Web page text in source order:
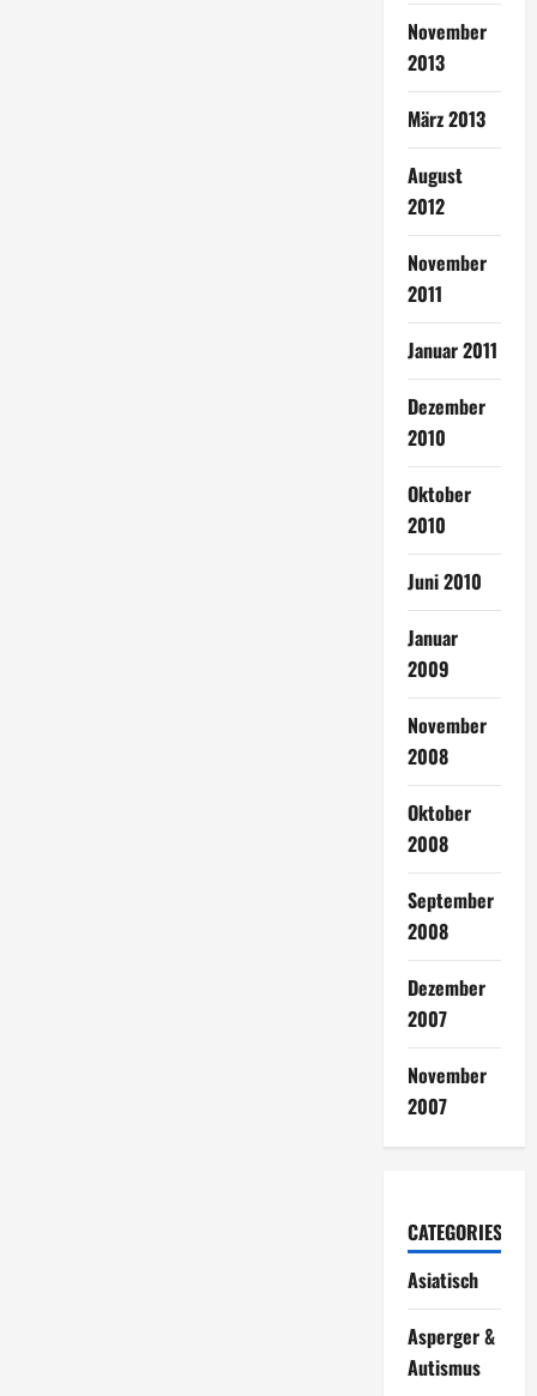
November
2013
März 2013
August
2012
November
2011
Januar 2011
Dezember
2010
Oktober
2010
Juni 2010
Januar
2009
November
2008
Oktober
2008
September
2008
Dezember
2007
November
2007
CATEGORIES
Asiatisch
Asperger &
Autismus